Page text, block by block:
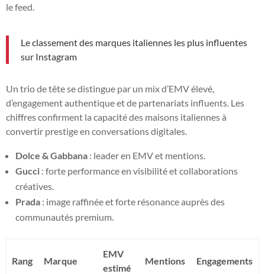
le feed.
Le classement des marques italiennes les plus influentes
sur Instagram
Un trio de tête se distingue par un mix d’EMV élevé,
d’engagement authentique et de partenariats influents. Les
chiffres confirment la capacité des maisons italiennes à
convertir prestige en conversations digitales.
Dolce & Gabbana : leader en EMV et mentions.
Gucci : forte performance en visibilité et collaborations
créatives.
Prada : image raffinée et forte résonance auprès des
communautés premium.
Rang Marque
EMV
estimé
Mentions Engagements